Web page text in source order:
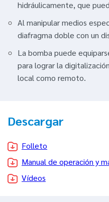
hidráulicamente, que
Al manipular medios
diafragma doble con un
La bomba puede
para lograr la
local como remoto.
Descargar
Folleto
Manual de operación y
Vídeos